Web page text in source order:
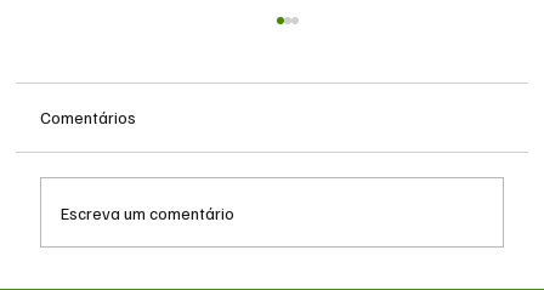
Comentários
Escreva um comentário